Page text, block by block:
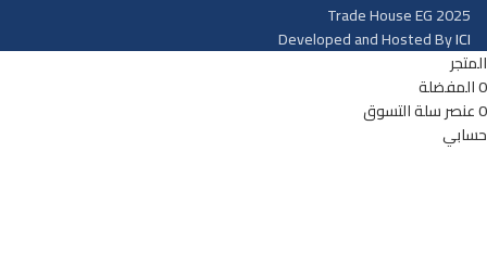
Trade House EG2025
Developed and Hosted ByICI
المتجر
0المفضلة
0عنصرسلة التسوق
حسابي